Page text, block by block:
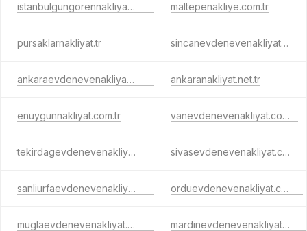
istanbulgungorennakliyat.com.tr maltepenakliye.com.tr
pursaklarnakliyat.tr sincanevdenevenakliyat.com.tr
ankaraevdenevenakliyat.net.tr ankaranakliyat.net.tr
enuygunnakliyat.com.tr vanevdenevenakliyat.com.tr
tekirdagevdenevenakliyat.com.tr sivasevdenevenakliyat.com.tr
sanliurfaevdenevenakliyat.com.tr orduevdenevenakliyat.com.tr
muglaevdenevenakliyat.com.tr mardinevdenevenakliyat.com.tr